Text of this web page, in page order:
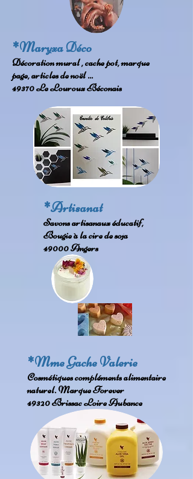
*Maryxa Déco
Décoration mural , cache pot, marque
page,articles de noël ...
49370 Le Louroux Béconais
*Artisanat
Savons artisanaux éducatif,
Bougie à la cire de soja
49000 Angers
*Mme Gache Valerie
Cosmétiques compléments alimentaire
naturel.Marque Forever
49320 Brissac Loire Aubance